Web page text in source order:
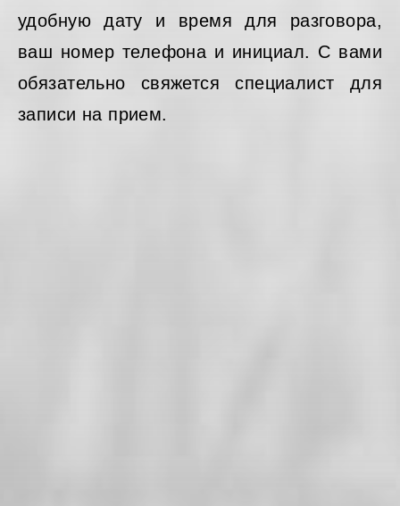
удобную дату и время для разговора,
ваш номер телефона и инициал. С вами
обязательно свяжется специалист для
записи на прием.